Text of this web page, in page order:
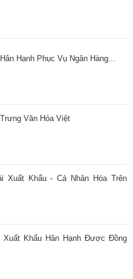
Hạnh Phục Vụ Ngân Hàng...
Văn Hóa Việt
Xuất Khẩu - Cá Nhân Hóa Trên
Xuất Khẩu Hân Hạnh Được Đồng